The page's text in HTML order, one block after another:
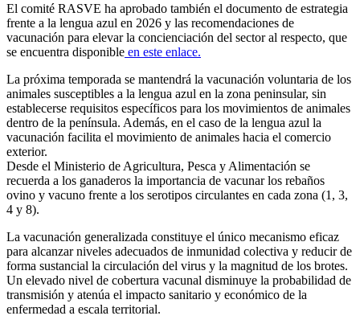
El comité RASVE ha aprobado también el documento de estrategia
frente a la lengua azul en 2026 y las recomendaciones de
vacunación para elevar la concienciación del sector al respecto, que
se encuentra disponible en este enlace.
La próxima temporada se mantendrá la vacunación voluntaria de los
animales susceptibles a la lengua azul en la zona peninsular, sin
establecerse requisitos específicos para los movimientos de animales
dentro de la península. Además, en el caso de la lengua azul la
vacunación facilita el movimiento de animales hacia el comercio
exterior.
Desde el Ministerio de Agricultura, Pesca y Alimentación se
recuerda a los ganaderos la importancia de vacunar los rebaños
ovino y vacuno frente a los serotipos circulantes en cada zona (1, 3,
4 y 8).
La vacunación generalizada constituye el único mecanismo eficaz
para alcanzar niveles adecuados de inmunidad colectiva y reducir de
forma sustancial la circulación del virus y la magnitud de los brotes.
Un elevado nivel de cobertura vacunal disminuye la probabilidad de
transmisión y atenúa el impacto sanitario y económico de la
enfermedad a escala territorial.